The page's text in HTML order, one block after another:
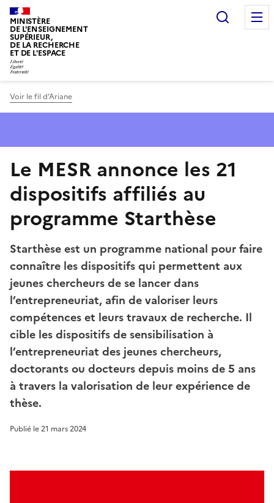
MINISTÈRE
DE L'ENSEIGNEMENT
SUPÉRIEUR,
DE LA RECHERCHE
ET DE L'ESPACE
Voir le fil d’Ariane
Le MESR annonce les 21
dispositifs affiliés au
programme Starthèse
Starthèse est un programme national pour faire
connaître les dispositifs qui permettent aux
jeunes chercheurs de se lancer dans
l’entrepreneuriat, afin de valoriser leurs
compétences et leurs travaux de recherche. Il
cible les dispositifs de sensibilisation à
l’entrepreneuriat des jeunes chercheurs,
doctorants ou docteurs depuis moins de 5 ans
à travers la valorisation de leur expérience de
thèse.
Publié le21 mars 2024
Panneau de gestion des cookies